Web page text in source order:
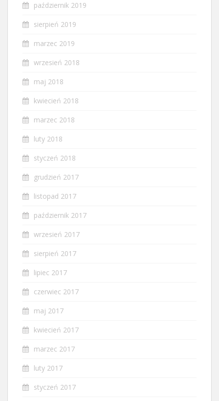
październik 2019
sierpień 2019
marzec 2019
wrzesień 2018
maj 2018
kwiecień 2018
marzec 2018
luty 2018
styczeń 2018
grudzień 2017
listopad 2017
październik 2017
wrzesień 2017
sierpień 2017
lipiec 2017
czerwiec 2017
maj 2017
kwiecień 2017
marzec 2017
luty 2017
styczeń 2017